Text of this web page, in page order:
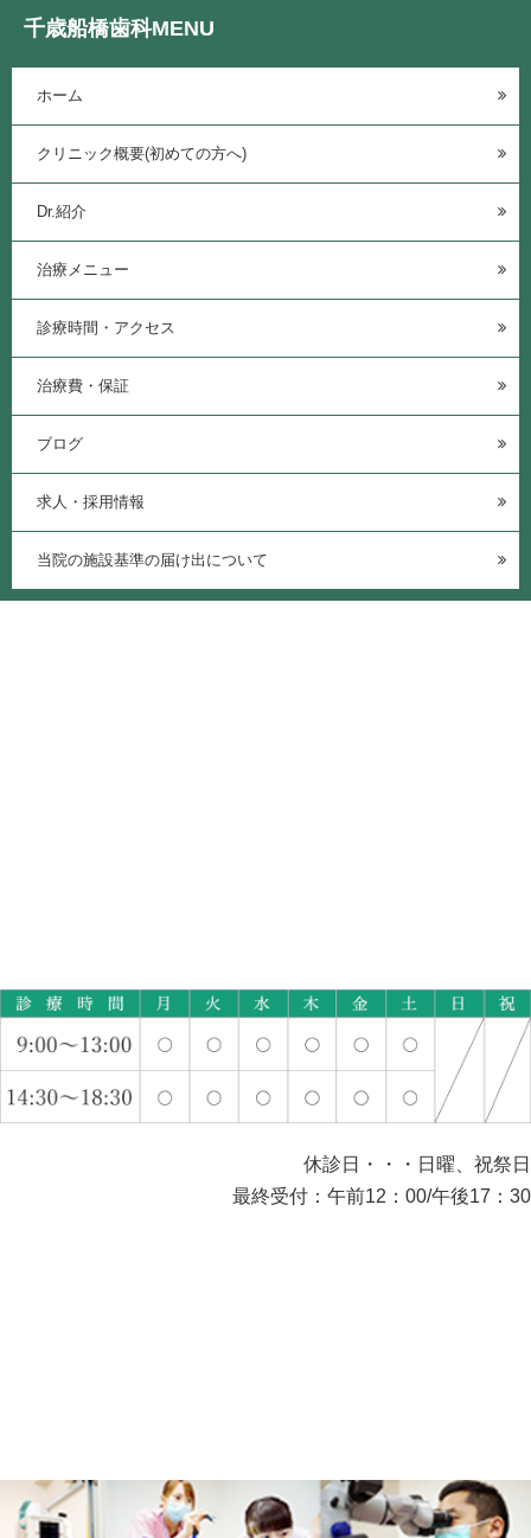
千歳船橋歯科MENU
ホーム
クリニック概要(初めての方へ)
Dr.紹介
治療メニュー
診療時間・アクセス
治療費・保証
ブログ
求人・採用情報
当院の施設基準の届け出について
休診日・・・日曜、祝祭日
最終受付：午前12：00/午後17：30